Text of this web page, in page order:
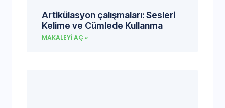
Artikülasyon çalışmaları: Sesleri
Kelime ve Cümlede Kullanma
MAKALEYI AÇ »